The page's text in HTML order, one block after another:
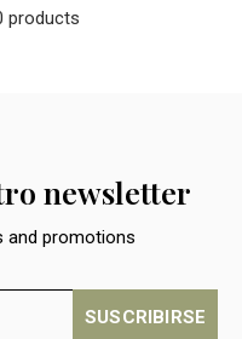
products
newsletter
and promotions
SUSCRIBIRSE